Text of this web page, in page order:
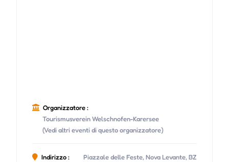
Organizzatore :
Tourismusverein Welschnofen-Karersee
(Vedi altri eventi di questo organizzatore)
Indirizzo : Piazzale delle Feste, Nova Levante, BZ